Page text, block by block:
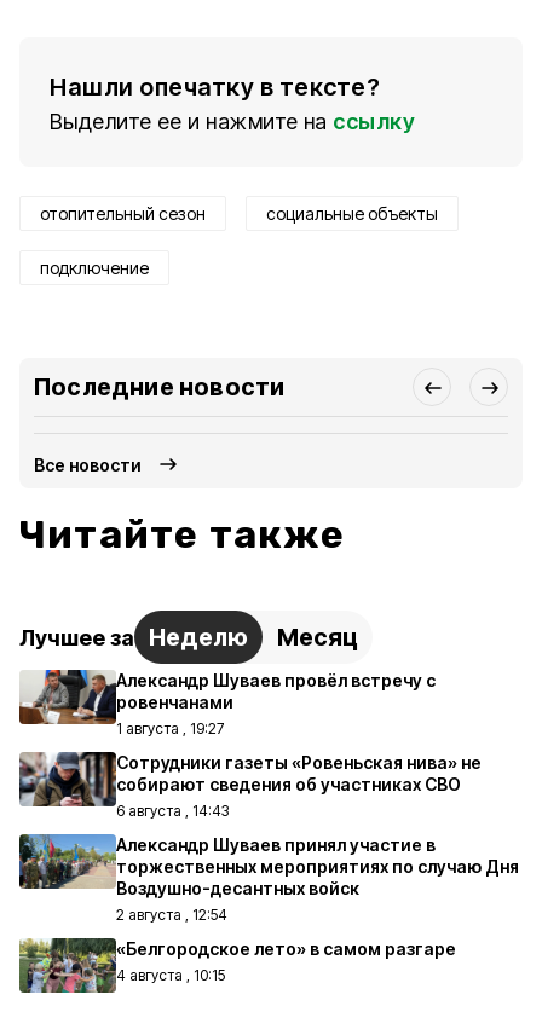
Нашли опечатку в тексте?
Выделите ее и нажмите на ссылку
отопительный сезон социальные объекты
подключение
Последние новости
Все новости
Читайте также
Лучшее за Неделю Месяц
Александр Шуваев провёл встречу с
ровенчанами
1 августа , 19:27
Сотрудники газеты «Ровеньская нива» не
собирают сведения об участниках СВО
6 августа , 14:43
Александр Шуваев принял участие в
торжественных мероприятиях по случаю Дня
Воздушно-десантных войск
2 августа , 12:54
«Белгородское лето» в самом разгаре
4 августа , 10:15